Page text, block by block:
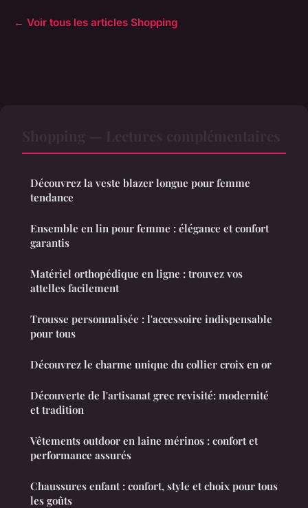
← Voir tous les articles Shopping
Découvrez la veste blazer longue pour femme
tendance
Ensemble en lin pour femme : élégance et confort
garantis
Matériel orthopédique en ligne : trouvez vos
attelles facilement
Trousse personnalisée : l'accessoire indispensable
pour tous
Découvrez le charme unique du collier croix en or
Découverte de l'artisanat grec revisité: modernité
et tradition
Vêtements outdoor en laine mérinos : confort et
performance assurés
Chaussures enfant : confort, style et choix pour tous
les goûts